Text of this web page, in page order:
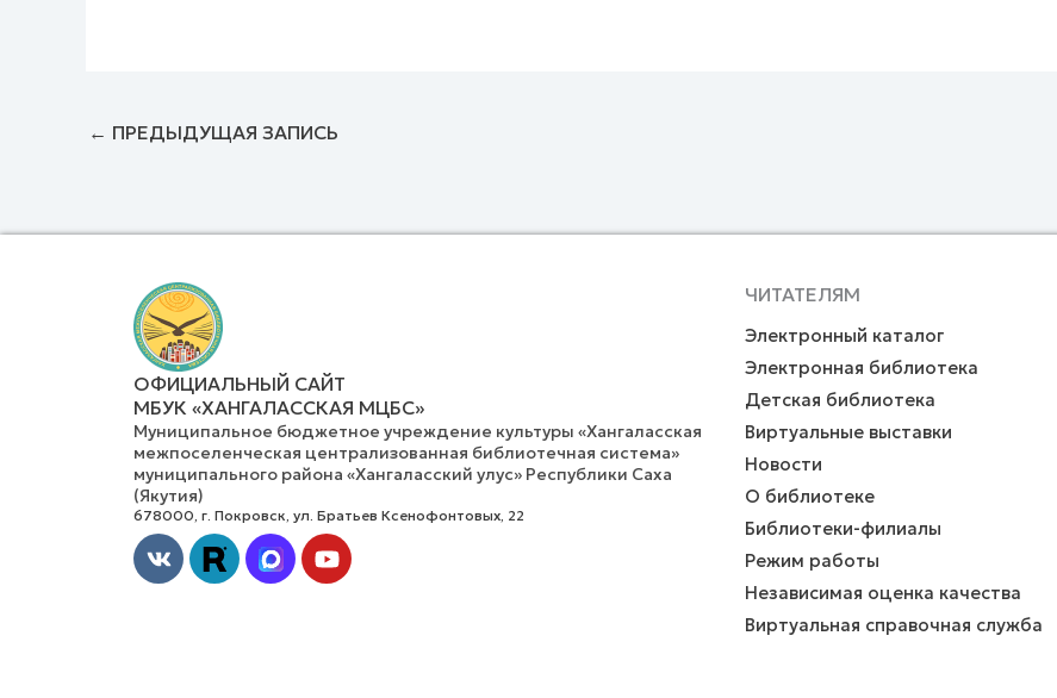
← ПРЕДЫДУЩАЯ ЗАПИСЬ
ОФИЦИАЛЬНЫЙ САЙТ
МБУК «ХАНГАЛАССКАЯ МЦБС»
Муниципальное бюджетное учреждение культуры «Хангаласская
межпоселенческая централизованная библиотечная система»
муниципального района «Хангаласский улус» Республики Саха
(Якутия)
678000, г. Покровск, ул. Братьев Ксенофонтовых, 22
Vk Youtube
ЧИТАТЕЛЯМ
Электронный каталог
Электронная библиотека
Детская библиотека
Виртуальные выставки
Новости
О библиотеке
Библиотеки-филиалы
Режим работы
Независимая оценка качества
Виртуальная справочная служба